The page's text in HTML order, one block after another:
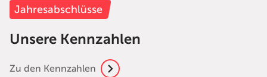
Jahresabschlüsse
Unsere Kennzahlen
Zu den Kennzahlen